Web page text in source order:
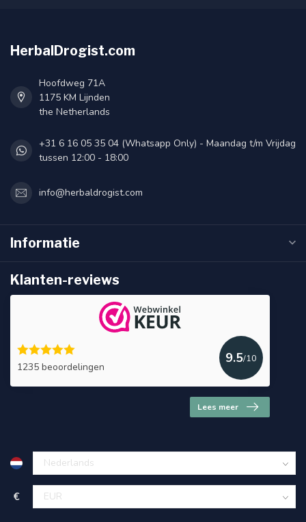
HerbalDrogist.com
Hoofdweg 71A
1175 KM Lijnden
the Netherlands
+31 6 16 05 35 04 (Whatsapp Only) - Maandag t/m Vrijdag
tussen 12:00 - 18:00
info@herbaldrogist.com
Informatie
Klanten-reviews
1235 beoordelingen
9.5/10
Lees meer
€